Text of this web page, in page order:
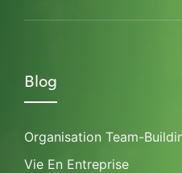
Blog
Organisation Team-
Vie En Entreprise